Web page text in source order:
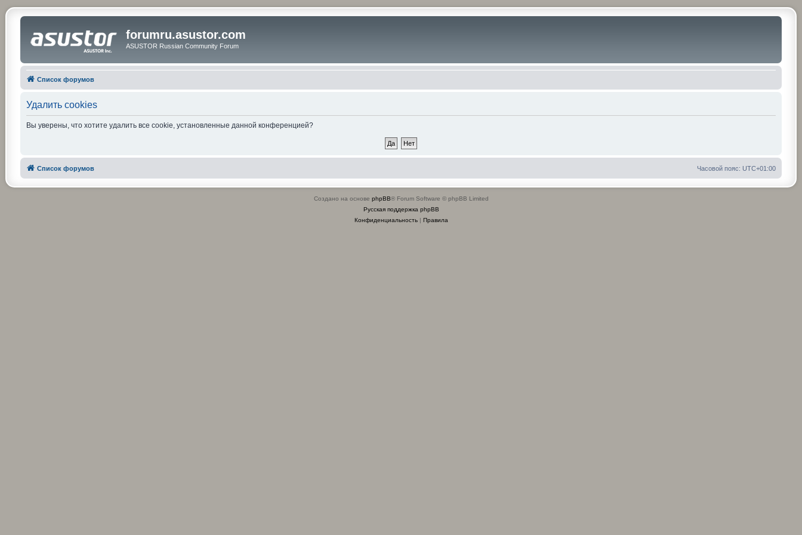
forumru.asustor.com
ASUSTOR Russian Community Forum
Список форумов
Удалить cookies
Вы уверены, что хотите удалить все cookie, установленные данной конференцией?
Список форумов Часовой пояс: UTC+01:00
Создано на основе phpBB® Forum Software © phpBB Limited
Русская поддержка phpBB
Конфиденциальность| Правила